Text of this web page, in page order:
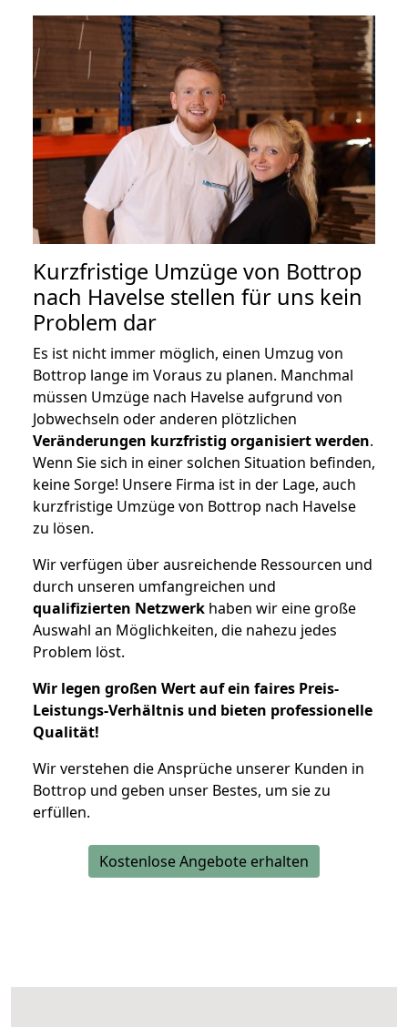
Kurzfristige Umzüge von Bottrop
nach Havelse stellen für uns kein
Problem dar
Es ist nicht immer möglich, einen Umzug von
Bottrop lange im Voraus zu planen. Manchmal
müssen Umzüge nach Havelse aufgrund von
Jobwechseln oder anderen plötzlichen
Veränderungen kurzfristig organisiert werden.
Wenn Sie sich in einer solchen Situation befinden,
keine Sorge! Unsere Firma ist in der Lage, auch
kurzfristige Umzüge von Bottrop nach Havelse
zu lösen.
Wir verfügen über ausreichende Ressourcen und
durch unseren umfangreichen und
qualifizierten Netzwerk haben wir eine große
Auswahl an Möglichkeiten, die nahezu jedes
Problem löst.
Wir legen großen Wert auf ein faires Preis-
Leistungs-Verhältnis und bieten professionelle
Qualität!
Wir verstehen die Ansprüche unserer Kunden in
Bottrop und geben unser Bestes, um sie zu
erfüllen.
Kostenlose Angebote erhalten